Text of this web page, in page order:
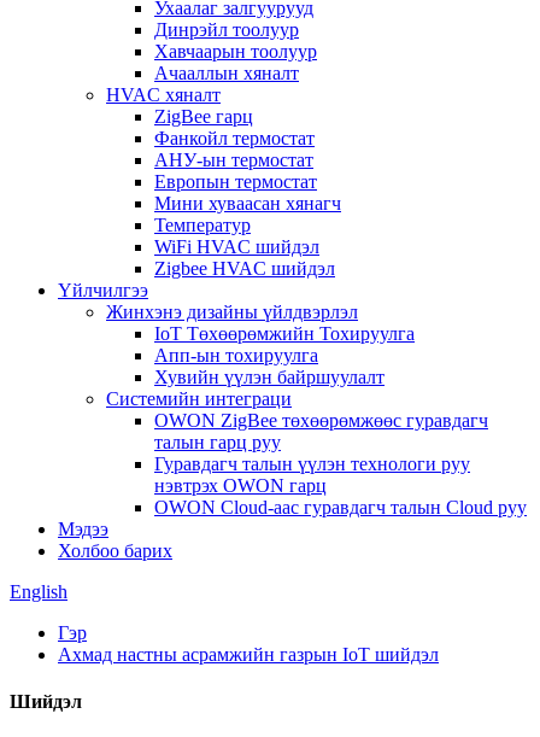
Ухаалаг залгуурууд
Динрэйл тоолуур
Хавчаарын тоолуур
Ачааллын хяналт
HVAC хяналт
ZigBee гарц
Фанкойл термостат
АНУ-ын термостат
Европын термостат
Мини хуваасан хянагч
Температур
WiFi HVAC шийдэл
Zigbee HVAC шийдэл
Үйлчилгээ
Жинхэнэ дизайны үйлдвэрлэл
IoT Төхөөрөмжийн Тохируулга
Апп-ын тохируулга
Хувийн үүлэн байршуулалт
Системийн интеграци
OWON ZigBee төхөөрөмжөөс гуравдагч
талын гарц руу
Гуравдагч талын үүлэн технологи руу
нэвтрэх OWON гарц
OWON Cloud-аас гуравдагч талын Cloud руу
Мэдээ
Холбоо барих
English
Гэр
Ахмад настны асрамжийн газрын IoT шийдэл
Шийдэл